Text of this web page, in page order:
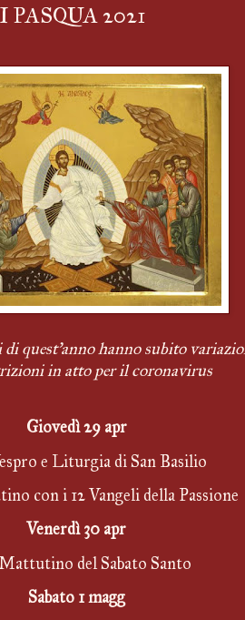
2021
quest'anno hanno subito
in atto per il coronavirus
Giovedì 29 apr
e Liturgia di San Basilio
con i 12 Vangeli della Passione
Venerdì 30 apr
del Sabato Santo
Sabato 1 magg